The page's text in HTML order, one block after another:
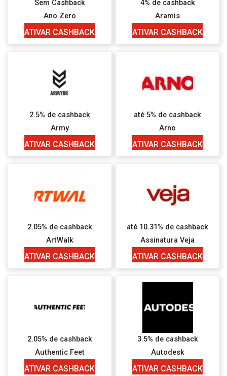
Sem Cashback
Ano Zero
ATIVAR CASHBACK
4% de cashback
Aramis
ATIVAR CASHBACK
2.5% de cashback
Army
ATIVAR CASHBACK
até 5% de cashback
Arno
ATIVAR CASHBACK
2.05% de cashback
ArtWalk
ATIVAR CASHBACK
até 10.31% de cashback
Assinatura Veja
ATIVAR CASHBACK
2.05% de cashback
Authentic Feet
ATIVAR CASHBACK
3.5% de cashback
Autodesk
ATIVAR CASHBACK